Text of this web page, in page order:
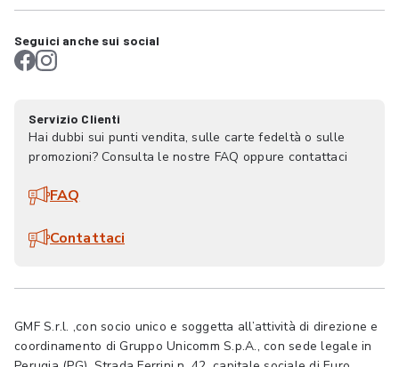
Seguici anche sui social
Servizio Clienti
Hai dubbi sui punti vendita, sulle carte fedeltà o sulle
promozioni? Consulta le nostre FAQ oppure contattaci
FAQ
Contattaci
GMF S.r.l. ,con socio unico e soggetta all’attività di direzione e
coordinamento di Gruppo Unicomm S.p.A., con sede legale in